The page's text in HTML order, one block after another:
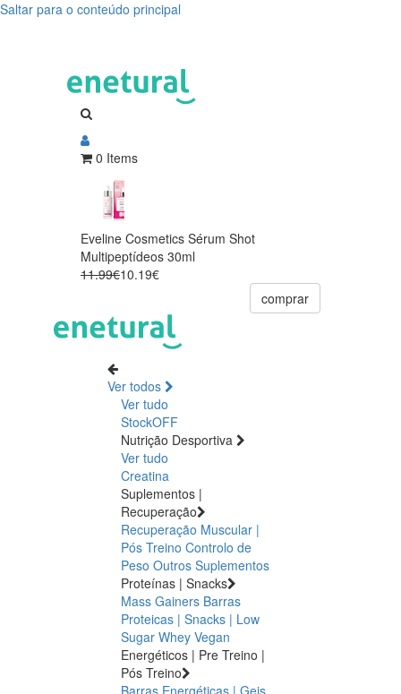
Saltar para o conteúdo principal
0 Items
Eveline Cosmetics Sérum Shot
Multipeptídeos 30ml
11.99€10.19€
comprar
Ver todos
Ver tudo
StockOFF
Nutrição Desportiva
Ver tudo
Creatina
Suplementos |
Recuperação
Recuperação Muscular |
Pós Treino Controlo de
Peso Outros Suplementos
Proteínas | Snacks
Mass Gainers Barras
Proteicas | Snacks | Low
Sugar Whey Vegan
Energéticos | Pre Treino |
Pós Treino
Barras Energéticas | Geis